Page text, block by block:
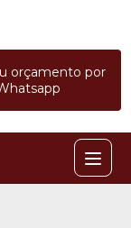
orçamento por